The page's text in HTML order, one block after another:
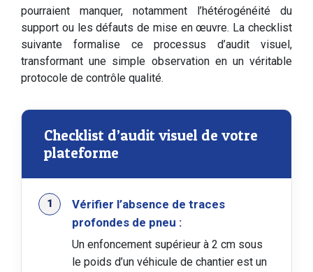
pourraient manquer, notamment l’hétérogénéité du
support ou les défauts de mise en œuvre. La checklist
suivante formalise ce processus d’audit visuel,
transformant une simple observation en un véritable
protocole de contrôle qualité.
Checklist d’audit visuel de votre
plateforme
Vérifier l’absence de traces
profondes de pneu :
Un enfoncement supérieur à 2 cm sous
le poids d’un véhicule de chantier est un